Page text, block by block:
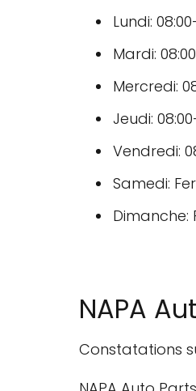
Lundi:
Mardi:
Mercredi:
Jeudi:
Vendredi:
Samedi:
Dimanche:
NAPA
Constatations